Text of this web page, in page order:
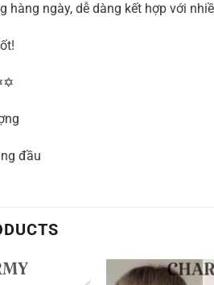
hàng ngày, dễ dàng kết hợp với
đầu